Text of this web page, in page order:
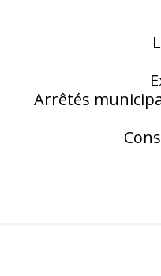
Arrêtés